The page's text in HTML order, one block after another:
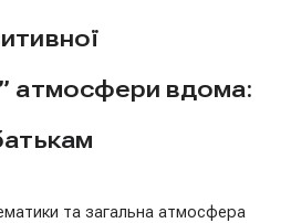
атмосфери вдома:
та загальна атмосфера